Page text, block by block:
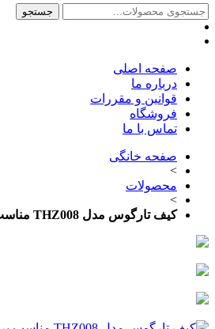
جستجو
صفحه اصلی
درباره ما
قوانین و مقررات
فروشگاه
تماس با ما
صفحه خانگی
>
محصولات
>
کیف تارگوس مدل THZ008 مناسب برای هارد اکسترنال